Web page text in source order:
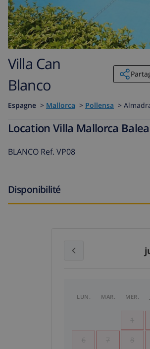
Villa Can
Blanco
Espagne > Mallorca > Pollensa >
Location Villa Mallorca
BLANCO Ref. VP08
Disponibilité
LUN. MAR. MER.
1
6 7 8